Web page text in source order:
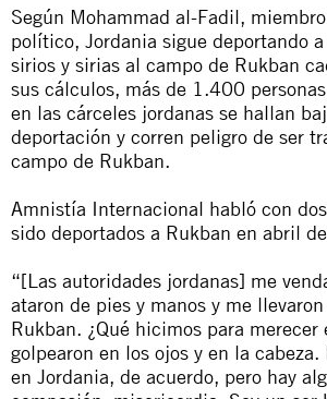
Según Mohammad al-Fadil,
político, Jordania sigue deportando
sirios y sirias al campo de Rukban
sus cálculos, más de 1.400
en las cárceles jordanas se hallan
deportación y corren peligro de ser
campo de Rukban.
Amnistía Internacional habló con
sido deportados a Rukban en abril
“[Las autoridades jordanas] me
ataron de pies y manos y me
Rukban. ¿Qué hicimos para merecer
golpearon en los ojos y en la
en Jordania, de acuerdo, pero hay